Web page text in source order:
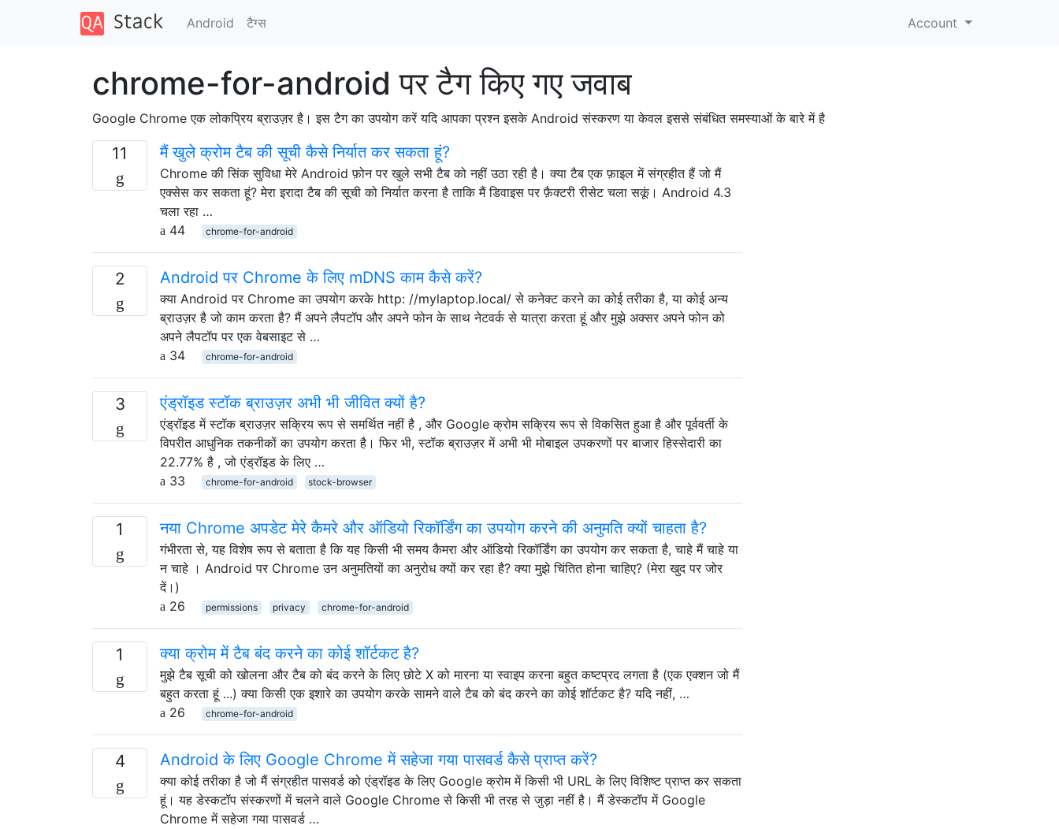
Android टैग्‍स Account
chrome-for-android पर टैग किए गए जवाब
Google Chrome एक लोकप्रिय ब्राउज़र है। इस टैग का उपयोग करें यदि आपका प्रश्न इसके Android संस्करण या केवल इससे संबंधित समस्याओं के बारे में है
11 मैं खुले क्रोम टैब की सूची कैसे निर्यात कर सकता हूं?
Chrome की सिंक सुविधा मेरे Android फ़ोन पर खुले सभी टैब को नहीं उठा रही है। क्या टैब एक फ़ाइल में संग्रहीत हैं जो मैं
एक्सेस कर सकता हूं? मेरा इरादा टैब की सूची को निर्यात करना है ताकि मैं डिवाइस पर फ़ैक्टरी रीसेट चला सकूं। Android 4.3
चला रहा …
44
chrome-for-android
2 Android पर Chrome के लिए mDNS काम कैसे करें?
क्या Android पर Chrome का उपयोग करके http: //mylaptop.local/ से कनेक्ट करने का कोई तरीका है, या कोई अन्य
ब्राउज़र है जो काम करता है? मैं अपने लैपटॉप और अपने फोन के साथ नेटवर्क से यात्रा करता हूं और मुझे अक्सर अपने फोन को
अपने लैपटॉप पर एक वेबसाइट से …
34
chrome-for-android
3 एंड्रॉइड स्टॉक ब्राउज़र अभी भी जीवित क्यों है?
एंड्रॉइड में स्टॉक ब्राउज़र सक्रिय रूप से समर्थित नहीं है , और Google क्रोम सक्रिय रूप से विकसित हुआ है और पूर्ववर्ती के
विपरीत आधुनिक तकनीकों का उपयोग करता है। फिर भी, स्टॉक ब्राउज़र में अभी भी मोबाइल उपकरणों पर बाजार हिस्सेदारी का
22.77% है , जो एंड्रॉइड के लिए …
33
chrome-for-android stock-browser
1 नया Chrome अपडेट मेरे कैमरे और ऑडियो रिकॉर्डिंग का उपयोग करने की अनुमति क्यों चाहता है?
गंभीरता से, यह विशेष रूप से बताता है कि यह किसी भी समय कैमरा और ऑडियो रिकॉर्डिंग का उपयोग कर सकता है, चाहे मैं चाहे या
न चाहे । Android पर Chrome उन अनुमतियों का अनुरोध क्यों कर रहा है? क्या मुझे चिंतित होना चाहिए? (मेरा खुद पर जोर
दें।)
26
permissions privacy chrome-for-android
1 क्या क्रोम में टैब बंद करने का कोई शॉर्टकट है?
मुझे टैब सूची को खोलना और टैब को बंद करने के लिए छोटे X को मारना या स्वाइप करना बहुत कष्टप्रद लगता है (एक एक्शन जो मैं
बहुत करता हूं ...) क्या किसी एक इशारे का उपयोग करके सामने वाले टैब को बंद करने का कोई शॉर्टकट है? यदि नहीं, …
26
chrome-for-android
4 Android के लिए Google Chrome में सहेजा गया पासवर्ड कैसे प्राप्त करें?
क्या कोई तरीका है जो मैं संग्रहीत पासवर्ड को एंड्रॉइड के लिए Google क्रोम में किसी भी URL के लिए विशिष्ट प्राप्त कर सकता
हूं। यह डेस्कटॉप संस्करणों में चलने वाले Google Chrome से किसी भी तरह से जुड़ा नहीं है। मैं डेस्कटॉप में Google
Chrome में सहेजा गया पासवर्ड …